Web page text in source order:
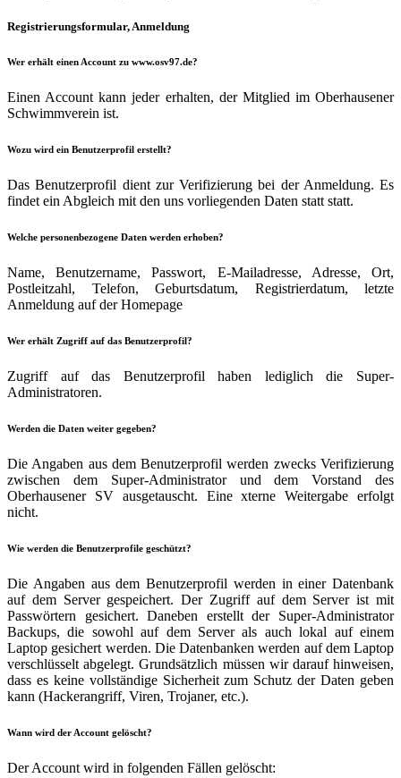
Registrierungsformular, Anmeldung
Wer erhält einen Account zu www.osv97.de?
Einen Account kann jeder erhalten, der Mitglied im Oberhausener
Schwimmverein ist.
Wozu wird ein Benutzerprofil erstellt?
Das Benutzerprofil dient zur Verifizierung bei der Anmeldung. Es
findet ein Abgleich mit den uns vorliegenden Daten statt statt.
Welche personenbezogene Daten werden erhoben?
Name, Benutzername, Passwort, E-Mailadresse, Adresse, Ort,
Postleitzahl, Telefon, Geburtsdatum, Registrierdatum, letzte
Anmeldung auf der Homepage
Wer erhält Zugriff auf das Benutzerprofil?
Zugriff auf das Benutzerprofil haben lediglich die Super-
Administratoren.
Werden die Daten weiter gegeben?
Die Angaben aus dem Benutzerprofil werden zwecks Verifizierung
zwischen dem Super-Administrator und dem Vorstand des
Oberhausener SV ausgetauscht. Eine xterne Weitergabe erfolgt
nicht.
Wie werden die Benutzerprofile geschützt?
Die Angaben aus dem Benutzerprofil werden in einer Datenbank
auf dem Server gespeichert. Der Zugriff auf dem Server ist mit
Passwörtern gesichert. Daneben erstellt der Super-Administrator
Backups, die sowohl auf dem Server als auch lokal auf einem
Laptop gesichert werden. Die Datenbanken werden auf dem Laptop
verschlüsselt abgelegt. Grundsätzlich müssen wir darauf hinweisen,
dass es keine vollständige Sicherheit zum Schutz der Daten geben
kann (Hackerangriff, Viren, Trojaner, etc.).
Wann wird der Account gelöscht?
Der Account wird in folgenden Fällen gelöscht: